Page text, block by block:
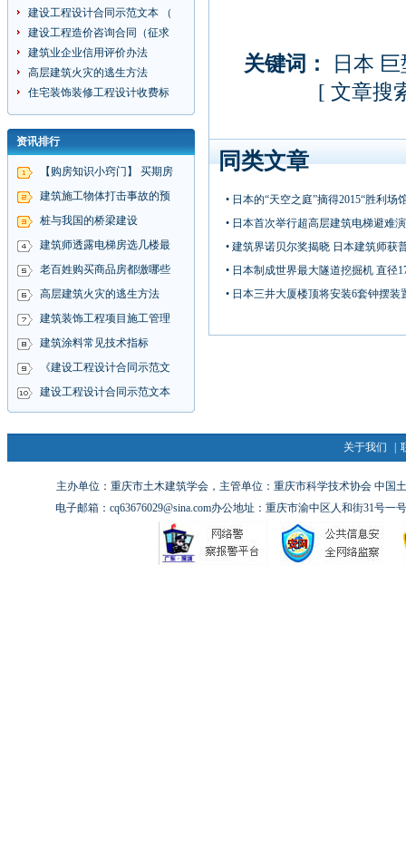
建设工程设计合同示范文本 （
建设工程造价咨询合同（征求
建筑业企业信用评价办法
高层建筑火灾的逃生方法
住宅装饰装修工程设计收费标
资讯排行
【购房知识小窍门】 买期房
建筑施工物体打击事故的预
桩与我国的桥梁建设
建筑师透露电梯房选几楼最
老百姓购买商品房都缴哪些
高层建筑火灾的逃生方法
建筑装饰工程项目施工管理
建筑涂料常见技术指标
《建设工程设计合同示范文
建设工程设计合同示范文本
关键词： 日本
[ 文章搜
同类文章
• 日本的“天空之庭”摘得2015“胜利场
• 日本首次举行超高层建筑电梯避难
• 建筑界诺贝尔奖揭晓 日本建筑师获
• 日本制成世界最大隧道挖掘机 直径
• 日本三井大厦楼顶将安装6套钟摆装
关于我们
主办单位：重庆市土木建筑学会，主管单位：重庆市科学技术协会 中国
电子邮箱：cq63676029@sina.com办公地址：重庆市渝中区人和街31号一